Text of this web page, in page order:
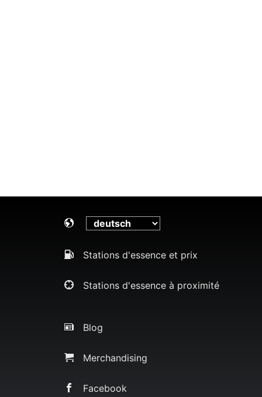
Stations d'essence et prix
Stations d'essence à proximité
Blog
Merchandising
Facebook